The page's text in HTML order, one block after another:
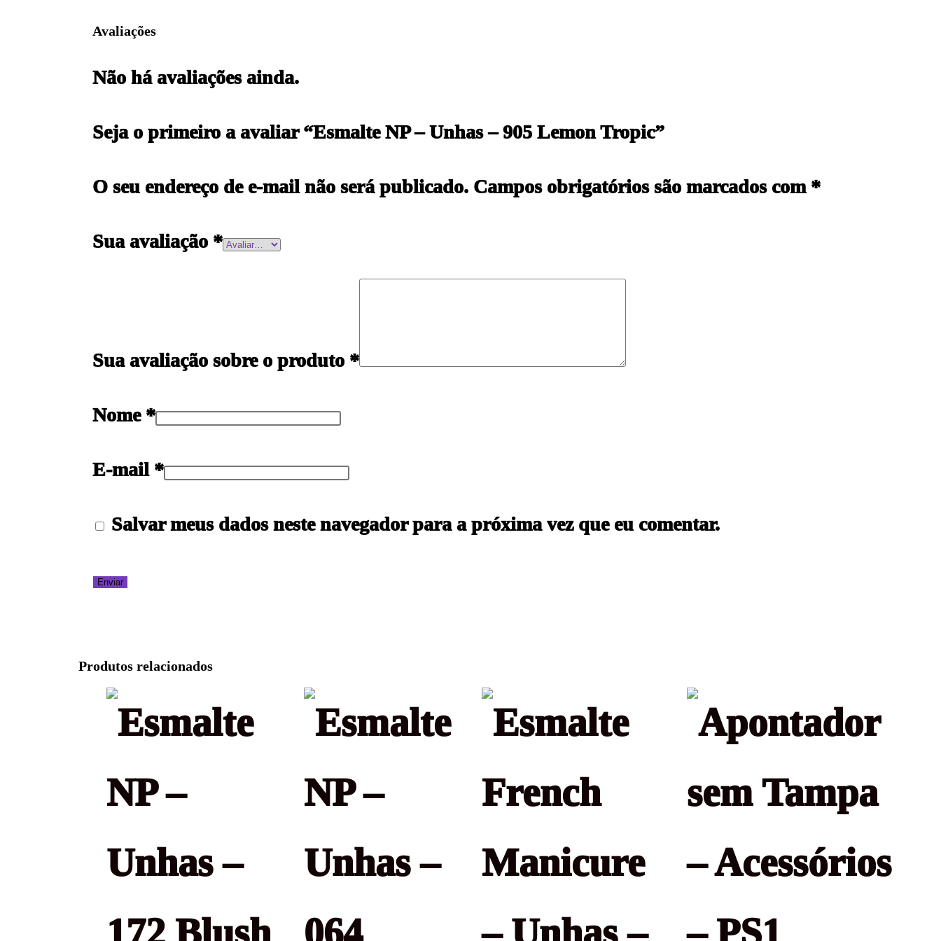
Avaliações
Não há avaliações ainda.
Seja o primeiro a avaliar “Esmalte NP – Unhas – 905 Lemon Tropic”
O seu endereço de e-mail não será publicado. Campos obrigatórios são marcados com *
Sua avaliação *
Sua avaliação sobre o produto *
Nome *
E-mail *
Salvar meus dados neste navegador para a próxima vez que eu comentar.
Produtos relacionados